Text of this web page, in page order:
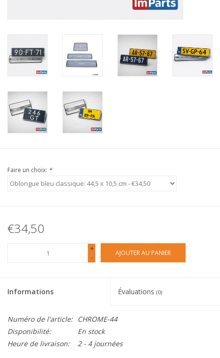
Faire un choix: *
€34,50
+
-
AJOUTER AU PANIER
Informations Évaluations (0)
Numéro de l'article:
CHROME-44
Disponibilité:
En stock
Heure de livraison:
2 - 4 journées